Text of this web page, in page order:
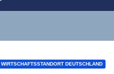
WIRTSCHAFTSSTANDORT DEUTSCHLAND